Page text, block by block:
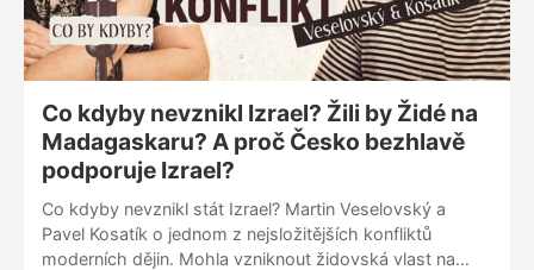
Co kdyby nevznikl Izrael? Žili by Židé na
Madagaskaru? A proč Česko bezhlavě
podporuje Izrael?
Co kdyby nevznikl stát Izrael? Martin Veselovský a
Pavel Kosatík o jednom z nejsložitějších konfliktů
moderních dějin. Mohla vzniknout židovská vlast na